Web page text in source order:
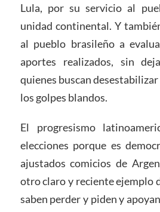
Lula, por su servicio al
unidad continental. Y
al pueblo brasileño a
aportes realizados, sin
quienes buscan
los golpes blandos.
El progresismo
elecciones porque es
ajustados comicios de
otro claro y reciente ejemplo
saben perder y piden y